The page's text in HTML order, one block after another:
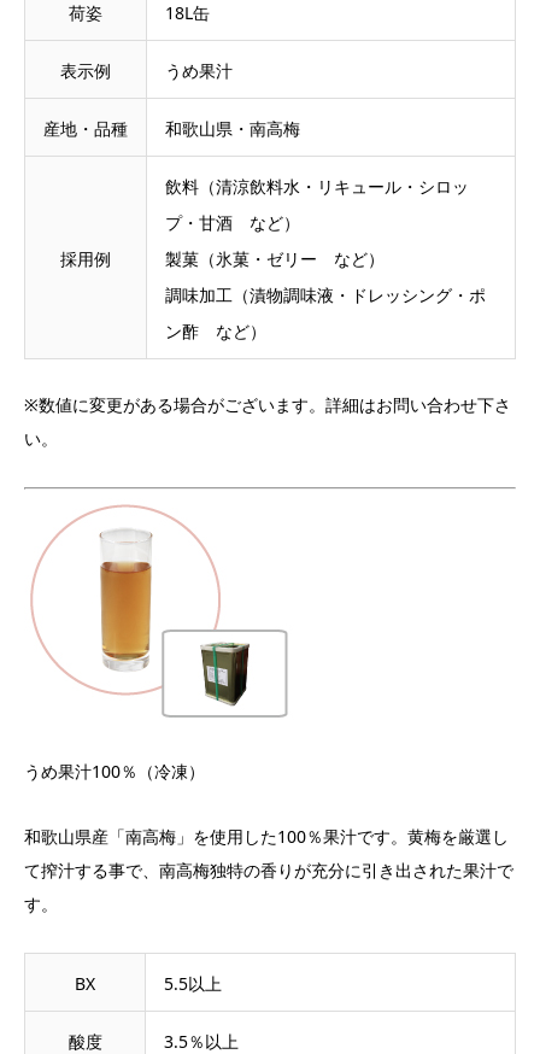
荷姿 18L缶
表示例 うめ果汁
産地・品種 和歌山県・南高梅
採用例
飲料（清涼飲料水・リキュール・シロッ
プ・甘酒 など）
製菓（氷菓・ゼリー など）
調味加工（漬物調味液・ドレッシング・ポ
ン酢 など）
※数値に変更がある場合がございます。詳細はお問い合わせ下さ
い。
うめ果汁100％（冷凍）
和歌山県産「南高梅」を使用した100％果汁です。黄梅を厳選し
て搾汁する事で、南高梅独特の香りが充分に引き出された果汁で
す。
BX 5.5以上
酸度 3.5％以上